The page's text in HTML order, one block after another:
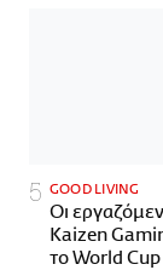
GOOD LIVING
Οι
Kaizen
το World